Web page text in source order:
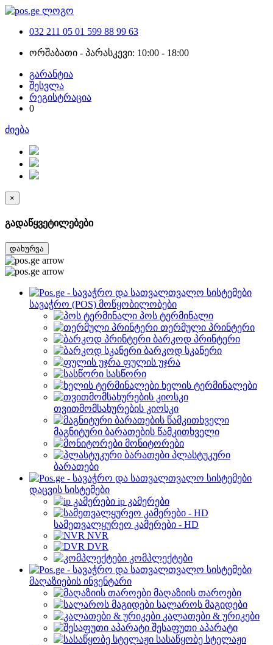
032 211 05 01 599 88 99 63
ორშაბათი - პარასკევი: 10:00 - 18:00
გარანტია
შესვლა
რეგისტრაცია
0
ძიება
×
გადაწყვეტილებები
დახურვა
სავაჭრო (POS) მოწყობილობები
პოს ტერმინალი
თერმული პრინტერი
ბარკოდ პრინტერი
ბარკოდ სკანერი
ფულის უჯრა
სასწორი
ხელის ტერმინალები
თვითმომსახურების კიოსკი
მაგნიტური ბარათების წამკითხველი
მონიტორები
პლასტუკური
ბარათები
დაცვის სისტემები
ip კამერები
სამეთვალყურეო კამერები - HD
NVR
DVR
კომპლექტები
მაღაზიების ინვენტარი
მაღაზიის თაროები
სალაროს მაგიდები
კალათები & ურიკები
შესაფუთი აპარატი
სასაწყობე სტელაჟი